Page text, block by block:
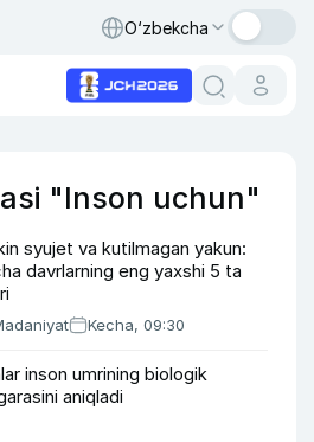
O‘zbekcha
"Inson uchun"
syujet va kutilmagan yakun:
davrlarning eng yaxshi 5 ta
Kecha, 09:30
inson umrining biologik
aniqladi